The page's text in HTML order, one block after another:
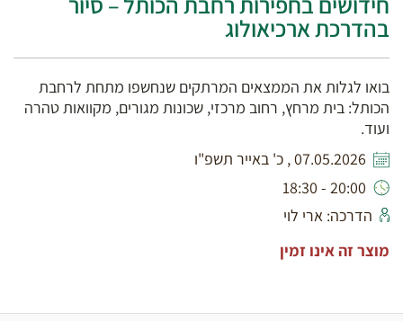
בהדרכת ארכיאולוג
בואו לגלות את הממצאים המרתקים שנחשפו מתחת לרחבת
הכותל: בית מרחץ, רחוב מרכזי, שכונות מגורים, מקוואות טהרה
ועוד.
07.05.2026 , כ' באייר תשפ"ו
20:00 - 18:30
הדרכה: ארי לוי
מוצר זה אינו זמין